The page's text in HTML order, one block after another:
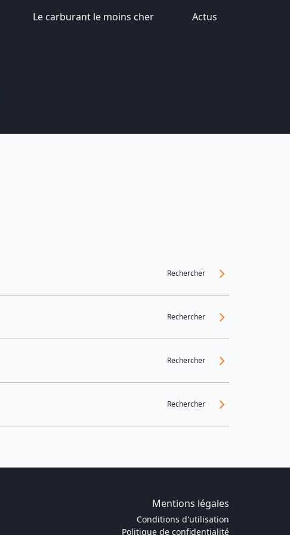
Le carburant le moins cher Actus
Rechercher
Rechercher
Rechercher
Rechercher
Mentions légales
Conditions d'utilisation
Politique de confidentialité